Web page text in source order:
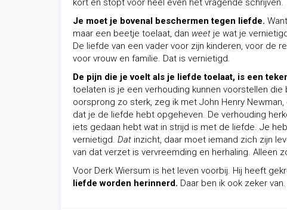
kort en stopt voor heel even het vragende schrijven.
Je moet je bovenal beschermen tegen liefde.
maar een beetje toelaat, dan weet je wat je
De liefde van een vader voor zijn kinderen, voor de
voor vrouw en familie. Dat is vernietigd.
De pijn die je voelt als je liefde toelaat, is een
toelaten is je een verhouding kunnen voorstellen die
oorsprong zo sterk, zeg ik met John Henry
dat je de liefde hebt opgeheven. De verhouding
iets gedaan hebt wat in strijd is met de liefde. Je
vernietigd. Dat inzicht, daar moet iemand zich zijn
van dat verzet is vervreemding en herhaling. Alleen
Voor Derk Wiersum is het leven voorbij. Hij heeft
liefde worden herinnerd. Daar ben ik ook zeker van.